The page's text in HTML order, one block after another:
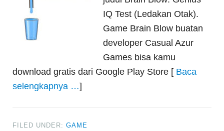
IQ Test (Ledakan Otak).
Game Brain Blow buatan
developer Casual Azur
Games bisa kamu
download gratis dari Google Play Store [ Baca
selengkapnya …]
FILED UNDER:GAME